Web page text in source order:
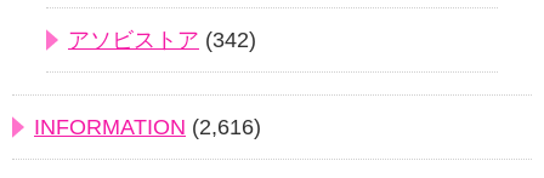
アソビストア (342)
INFORMATION (2,616)